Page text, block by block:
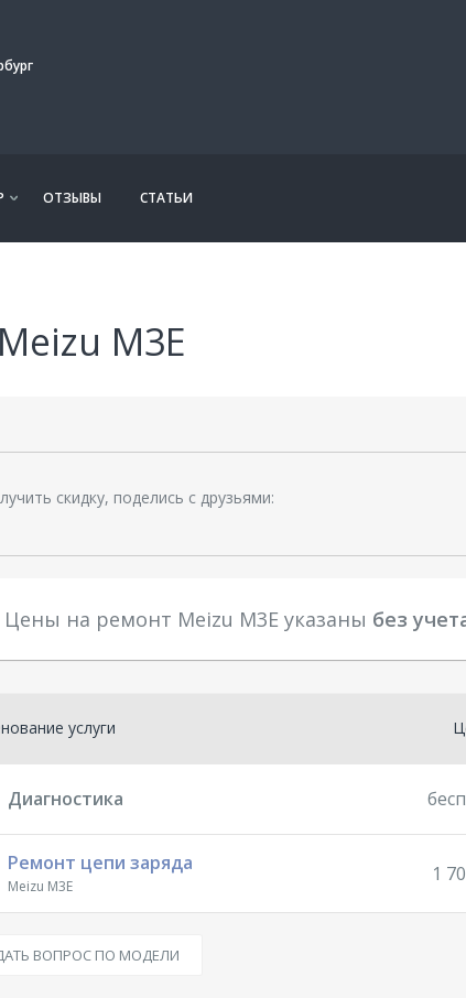
ОТЗЫВЫ СТАТЬИ
M3E
скидку, поделись с друзьями:
Цены на ремонт Meizu M3E указаны без
услуги
Диагностика
Ремонт цепи заряда
Meizu M3E
1
ВОПРОС ПО МОДЕЛИ